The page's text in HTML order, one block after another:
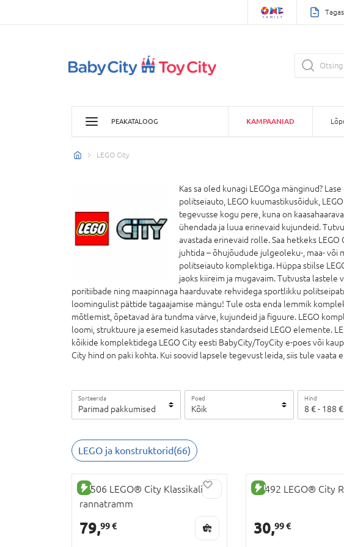
PEAKATALOOG KAMPAANIAD
LEGO City
Kas sa oled kunagi LEGOga mänginud?
politseiauto, LEGO kuumastikusõiduk,
tegevusse kogu pere, kuna on
ühendada ja luua erinevaid kujundeid.
avastada erinevaid rolle. Saa hetkeks
juhtida – õhujõudude julgeoleku-, maa- või
politseiauto komplektiga. Hüppa stiilse
jaoks kiireim ja mugavaim. Tutvusta
poritiibade ning maapinnaga haarduvate rehvidega sportlikku
loomingulist pättide tagaajamise mängu! Tule osta enda lemmik
mõtlemist, õpetavad ära tundma värve, kujundeid ja figuure. LEGO
loomi, struktuure ja esemeid kasutades standardseid LEGO elemente.
kõikide komplektidega LEGO City eesti BabyCity/ToyCity e-poes või
City hind on paki kohta. Kui soovid lapsele tegevust leida, siis tule
Sorteerida
Parimad pakkumised
Poed
Kõik
Hind
8 €- 188 €
LEGO ja konstruktorid(66)
UUS TOODE
60506 LEGO® City Klassikaline
rannatramm
79,99 €
UUS TOODE
60492 LEGO® City
30,99 €